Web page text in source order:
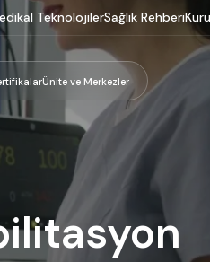
TeknolojilerSağlık Rehberi
Ünite ve Merkezler